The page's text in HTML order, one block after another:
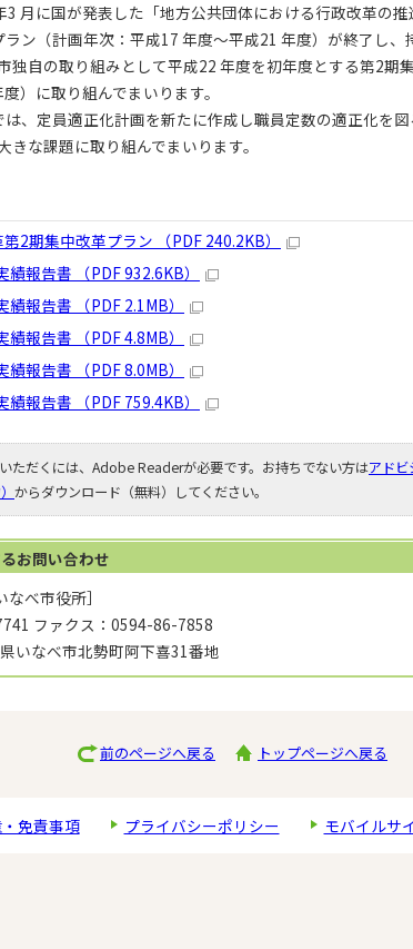
3 月に国が発表した「地方公共団体における行政改革の
ン（計画年次：平成17 年度～平成21 年度）が終了し、
独自の取り組みとして平成22 年度を初年度とする第2期
）に取り組んでまいります。
、定員適正化計画を新たに作成し職員定数の適正化を図
きな課題に取り組んでまいります。
2期集中改革プラン （PDF 240.2KB）
報告書 （PDF 932.6KB）
報告書 （PDF 2.1MB）
報告書 （PDF 4.8MB）
報告書 （PDF 8.0MB）
報告書 （PDF 759.4KB）
ただくには、Adobe Readerが必要です。お持ちでない方はアド
からダウンロード（無料）してください。
お問い合わせ
なべ市役所］
ファクス：0594-86-7858
いなべ市北勢町阿下喜31番地
前のページへ戻る トップページへ戻る
免責事項 プライバシーポリシー モバイルサ